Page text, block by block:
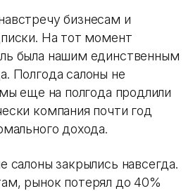
бизнесам и
На тот момент
была нашим единственным
Полгода салоны не
еще на полгода продлили
компания почти год
дохода.
салоны закрылись навсегда.
рынок потерял до 40%